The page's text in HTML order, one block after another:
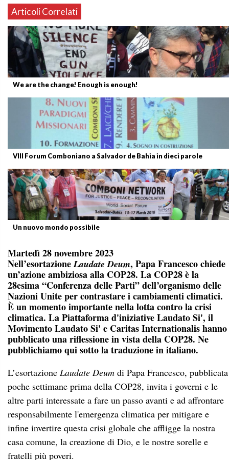
Articoli Correlati
We are the change! Enough is enough!
VIII Forum Comboniano a Salvador de Bahia in dieci parole
Un nuovo mondo possibile
Martedì 28 novembre 2023
Nell’esortazioneLaudate Deum, Papa Francesco chiede
un’azione ambiziosa alla COP28. La COP28 è la
28esima “Conferenza delle Parti” dell’organismo delle
Nazioni Unite per contrastare i cambiamenti climatici.
È un momento importante nella lotta contro la crisi
climatica. La Piattaforma d'iniziative Laudato Si', il
Movimento Laudato Si' e Caritas Internationalis hanno
pubblicato una riflessione in vista della COP28. Ne
pubblichiamo qui sotto la traduzione in italiano.
L’esortazione Laudate Deum di Papa Francesco, pubblicata
poche settimane prima della COP28, invita i governi e le
altre parti interessate a fare un passo avanti e ad affrontare
responsabilmente l'emergenza climatica per mitigare e
infine invertire questa crisi globale che affligge la nostra
casa comune, la creazione di Dio, e le nostre sorelle e
fratelli più poveri.